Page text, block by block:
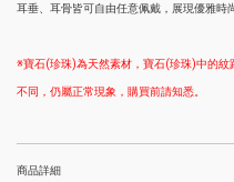
耳垂、耳骨皆可自由任意佩戴，展現優雅時
※寶石(珍珠)為天然素材，寶石(珍珠)中的
不同，仍屬正常現象，購買前請知悉。
商品詳細